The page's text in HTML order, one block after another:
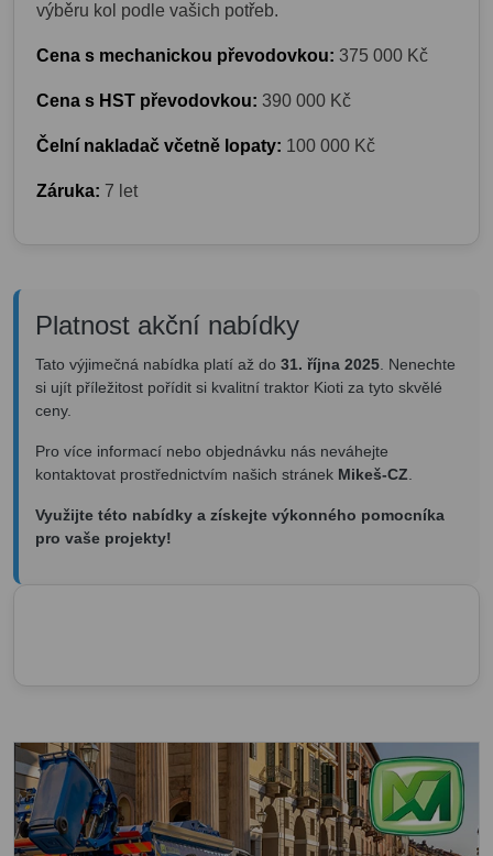
výběru kol podle vašich potřeb.
Cena s mechanickou převodovkou: 375 000 Kč
Cena s HST převodovkou: 390 000 Kč
Čelní nakladač včetně lopaty: 100 000 Kč
Záruka: 7 let
Platnost akční nabídky
Tato výjimečná nabídka platí až do 31. října 2025 . Nenechte
si ujít příležitost pořídit si kvalitní traktor Kioti za tyto skvělé
ceny.
Pro více informací nebo objednávku nás neváhejte
kontaktovat prostřednictvím našich stránek Mikeš-CZ
Využijte této nabídky a získejte výkonného pomocníka
pro vaše projekty!